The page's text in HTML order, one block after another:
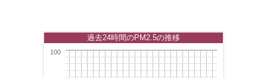
100
過去24時間のPM2.5の推移